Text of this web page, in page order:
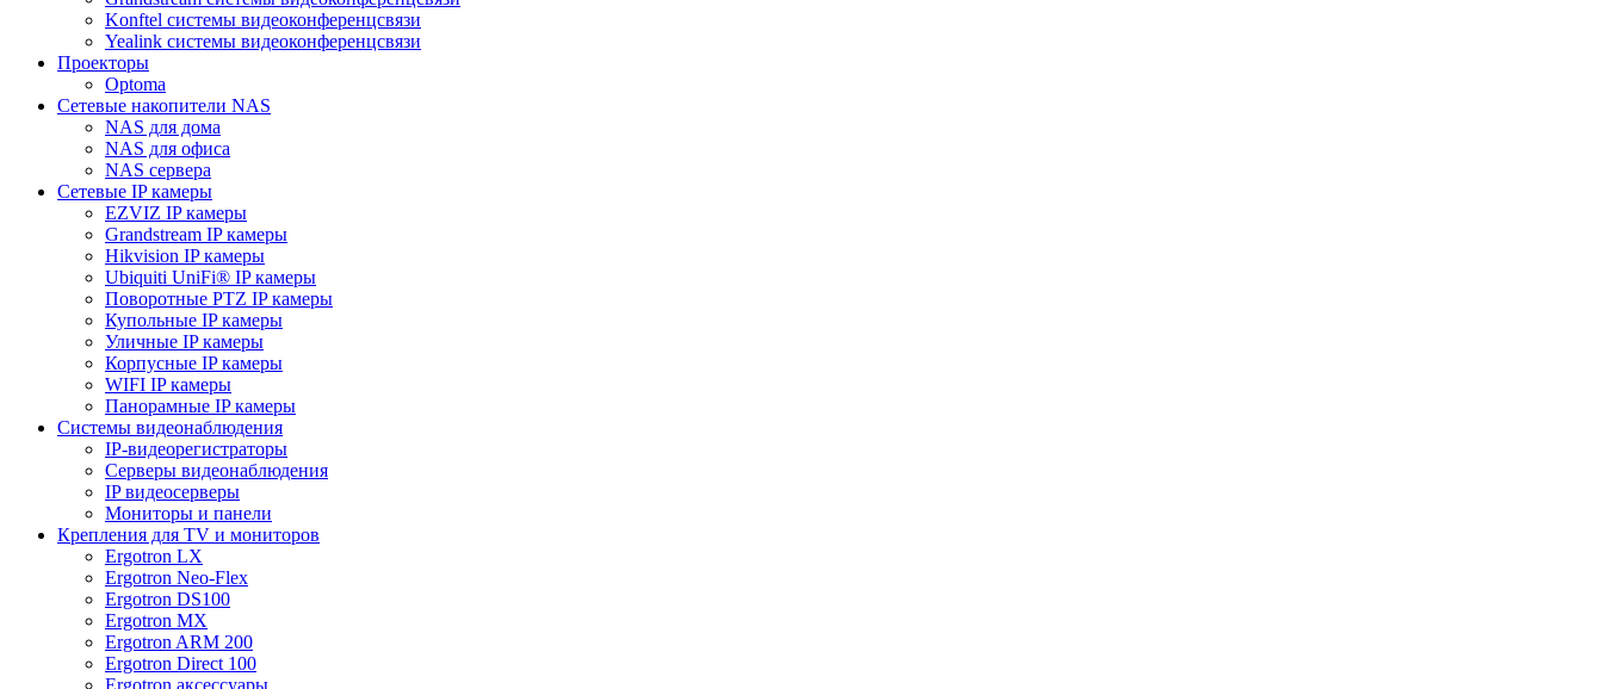
Konftel системы видеоконференцсвязи
Yealink системы видеоконференцсвязи
Проекторы
Optoma
Сетевые накопители NAS
NAS для дома
NAS для офиса
NAS сервера
Сетевые IP камеры
EZVIZ IP камеры
Grandstream IP камеры
Hikvision IP камеры
Ubiquiti UniFi® IP камеры
Поворотные PTZ IP камеры
Купольные IP камеры
Уличные IP камеры
Корпусные IP камеры
WIFI IP камеры
Панорамные IP камеры
Системы видеонаблюдения
IP-видеорегистраторы
Серверы видеонаблюдения
IP видеосерверы
Мониторы и панели
Крепления для TV и мониторов
Ergotron LX
Ergotron Neo-Flex
Ergotron DS100
Ergotron MX
Ergotron ARM 200
Ergotron Direct 100
Ergotron аксессуары